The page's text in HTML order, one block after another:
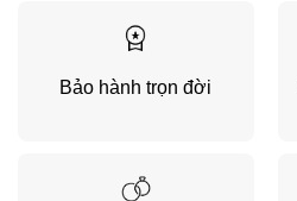
Bảo hành trọn đời